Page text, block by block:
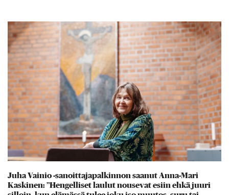
Juha Vainio -sanoittajapalkinnon saanut Anna-Mari
Kaskinen: ”Hengelliset laulut nousevat esiin ehkä juuri